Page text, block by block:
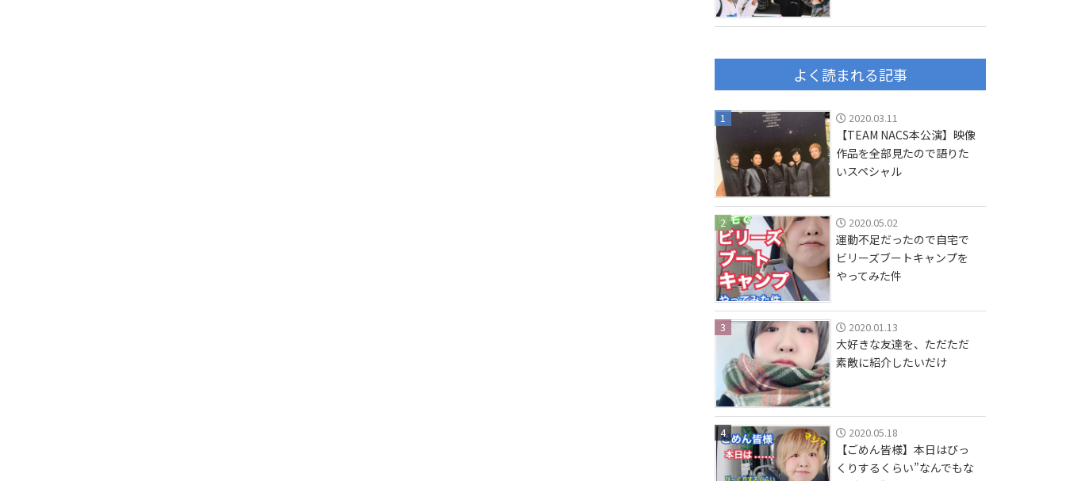
よく読まれる記事
1 2020.03.11
【TEAM NACS本公演】映像
作品を全部見たので語りた
いスペシャル
2 2020.05.02
運動不足だったので自宅で
ビリーズブートキャンプを
やってみた件
3 2020.01.13
大好きな友達を、ただただ
素敵に紹介したいだけ
4 2020.05.18
【ごめん皆様】本日はびっ
くりするくらい”なんでもな